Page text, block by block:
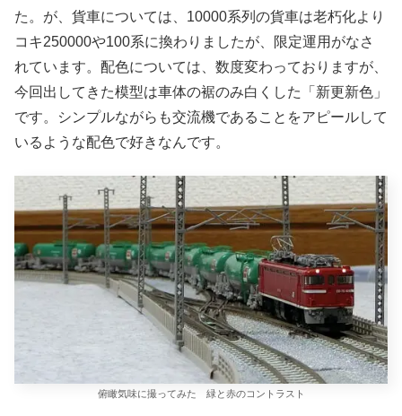
た。が、貨車については、10000系列の貨車は老朽化より
コキ250000や100系に換わりましたが、限定運用がなさ
れています。配色については、数度変わっておりますが、
今回出してきた模型は車体の裾のみ白くした「新更新色」
です。シンプルながらも交流機であることをアピールして
いるような配色で好きなんです。
俯瞰気味に撮ってみた 緑と赤のコントラスト